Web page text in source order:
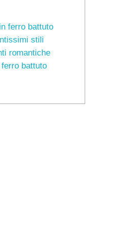
ferro battuto
stili
romantiche
battuto